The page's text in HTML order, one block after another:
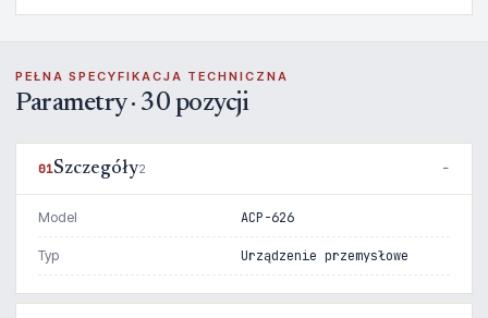
PEŁNA SPECYFIKACJA TECHNICZNA
Parametry · 30 pozycji
01Szczegóły2
Model ACP-626
Typ Urządzenie przemysłowe